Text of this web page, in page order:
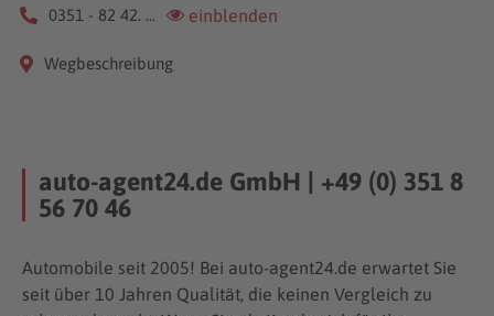
0351 - 82 42. ... einblenden
Wegbeschreibung
auto-agent24.de GmbH | +49 (0) 351 8
56 70 46
Automobile seit 2005! Bei auto-agent24.de erwartet Sie
seit über 10 Jahren Qualität, die keinen Vergleich zu